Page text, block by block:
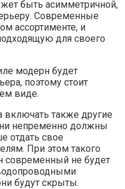
быть асимметричной,
Современные
ассортименте, и
для своего
модерн будет
поэтому стоит
виде.
включать также другие
непременно должны
отдать свое
При этом такого
современный не будет
будут скрыты.